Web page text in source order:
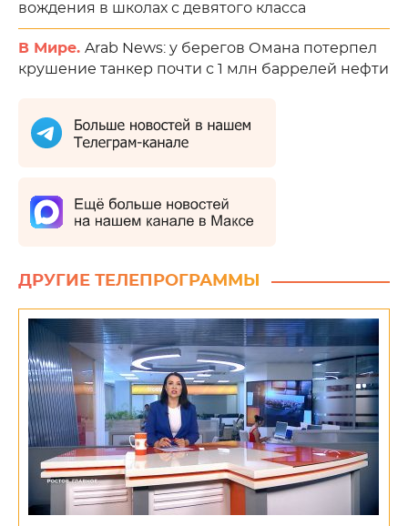
вождения в школах с девятого класса
В Мире. Arab News: у берегов Омана потерпел
крушение танкер почти с 1 млн баррелей нефти
ДРУГИЕ ТЕЛЕПРОГРАММЫ